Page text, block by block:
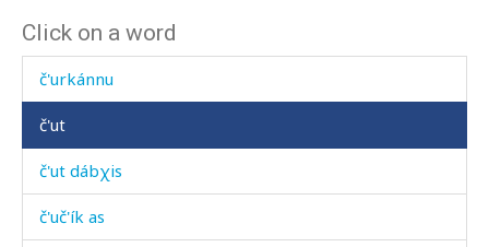
Click on a word
č'uréq'
č'urkánnu
č'ut
č'ut dábχis
č'uč'ík as